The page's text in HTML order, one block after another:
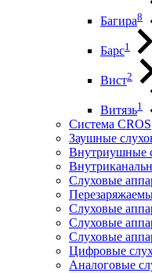
Багира8
Барс1
Вист2
Витязь1
Система CROS
Заушные
Внутриушные
Слуховые
Слуховые
Слуховые
Слуховые
Цифровые
Аналоговые